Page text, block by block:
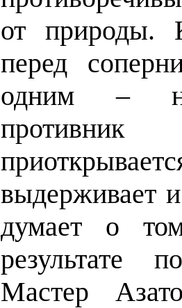
от природы.
перед
одним –
противник
выдерживает
думает о
результате
Мастер